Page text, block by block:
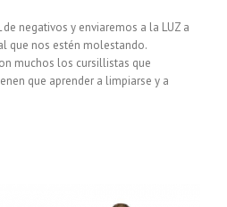
de negativos y enviaremos a la LUZ a
que nos estén molestando.
muchos los cursillistas que
que aprender a limpiarse y a